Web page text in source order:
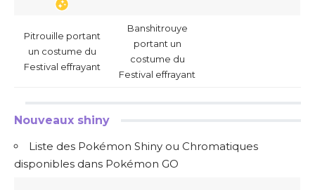
Pitrouille portant
un costume du
Festival effrayant
Banshitrouye
portant un
costume du
Festival effrayant
Nouveaux shiny
Liste des Pokémon Shiny ou Chromatiques
disponibles dans Pokémon GO